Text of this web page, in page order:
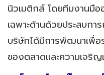
นิวเมติกส์ โดยทีมงานมื
เฉพาะด้านด้วยประสบก
บริษัทได้มีการพัฒนาเพื่อ
ของตลาดและความเจริ